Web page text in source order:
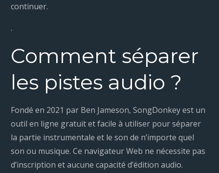
continuer.
.
Comment séparer
les pistes audio ?
Fondé en 2021 par Ben Jameson, SongDonkey est un
outil en ligne gratuit et facile à utiliser pour séparer
la partie instrumentale et le son de n’importe quel
son ou musique. Ce navigateur Web ne nécessite pas
d’inscription et aucune capacité d’édition audio.